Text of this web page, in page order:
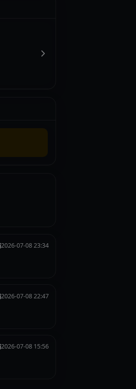
2026-07-08 23:34
2026-07-08 22:47
2026-07-08 15:56